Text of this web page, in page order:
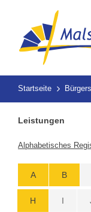
Startseite
Leistungen
Alphabetisches
A B
H I